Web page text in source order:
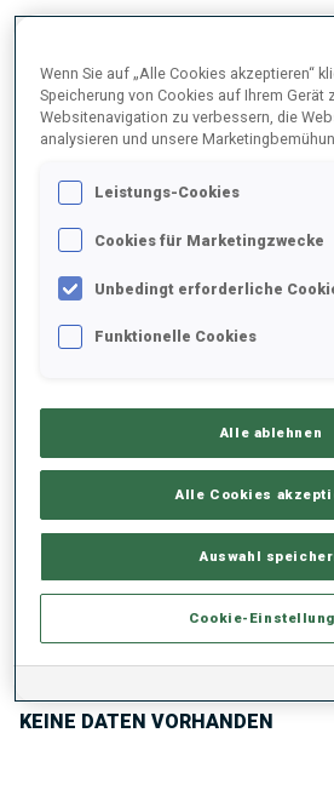
PERFORMANCE
STEHENDSCHIESSEN
PERFORMANCE TREND
KEINE DATEN VORHANDEN
Wenn Sie auf „Alle Cookies akzeptieren“
Speicherung von Cookies auf Ihrem Gerät
Websitenavigation zu verbessern, die
analysieren und unsere
Leistungs-Cookies
Cookies für Marketingzwecke
Unbedingt erforderliche
Funktionelle Cookies
Alle ablehnen
Alle Cookies
Auswahl
Cookie-